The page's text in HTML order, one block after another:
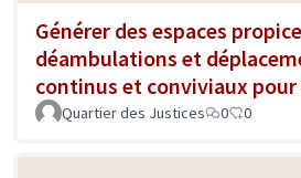
Générer des espaces
déambulations et
continus et conviviaux
Quartier des Justices 0 0